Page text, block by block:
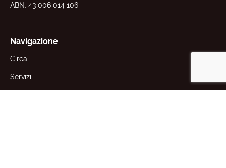
ABN: 43 006 014 106
Navigazione
Circa
Servizi